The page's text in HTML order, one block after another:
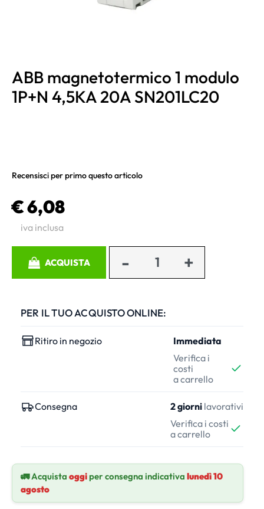
ABB magnetotermico 1 modulo
1P+N 4,5KA 20A SN201LC20
Recensisci per primo questo articolo
€ 6,08
iva inclusa
ACQUISTA
PER IL TUO ACQUISTO ONLINE:
Ritiro in negozio
Immediata
Verifica i
costi
a carrello
Consegna 2 giorni lavorativi
Verifica i costi
a carrello
🚛 Acquista oggiper consegna indicativa lunedì 10
agosto